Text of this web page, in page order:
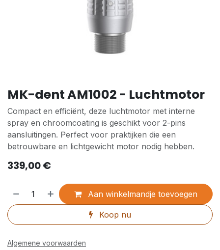
MK-dent AM1002 - Luchtmotor
Compact en efficiënt, deze luchtmotor met interne
spray en chroomcoating is geschikt voor 2-pins
aansluitingen. Perfect voor praktijken die een
betrouwbare en lichtgewicht motor nodig hebben.
339,00€
Aan winkelmandje toevoegen
Koop nu
Algemene voorwaarden